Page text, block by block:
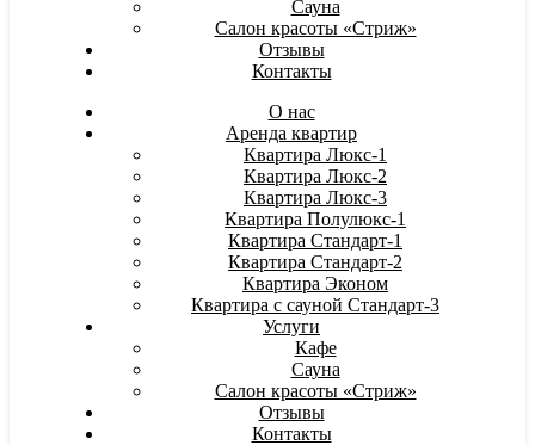
Сауна
Салон красоты «Стриж»
Отзывы
Контакты
О нас
Аренда квартир
Квартира Люкс-1
Квартира Люкс-2
Квартира Люкс-3
Квартира Полулюкс-1
Квартира Стандарт-1
Квартира Стандарт-2
Квартира Эконом
Квартира с сауной Стандарт-3
Услуги
Кафе
Сауна
Салон красоты «Стриж»
Отзывы
Контакты